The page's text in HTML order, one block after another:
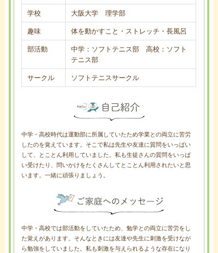
学校 大阪大学 理学部
趣味 体を動かすこと・ストレッチ・長風呂
部活動
中学：ソフトテニス部 高校：ソフト
テニス部
サークル ソフトテニスサークル
中学・高校時代は運動部に所属していたため学業との両立に苦労
したのを覚えています。そこで私は先生や友達に質問をいっぱい
して、とことん利用していました。私も生徒さんの質問をいっぱ
い受けたり、問いかけをたくさんしてとことん利用されたいと思
います。一緒に頑張りましょう。
中学・高校では部活動をしていたため、勉学との両立に苦労をし
た覚えがあります。そんなときには友達や先生に刺激を受けなが
ら勉強をしていました。私も刺激を与えられるような存在になり